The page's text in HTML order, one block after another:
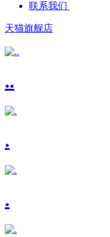
联系我们
天猫旗舰店
..
.
.